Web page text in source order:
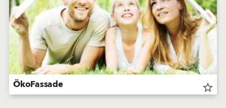
ÖkoFassade star_border